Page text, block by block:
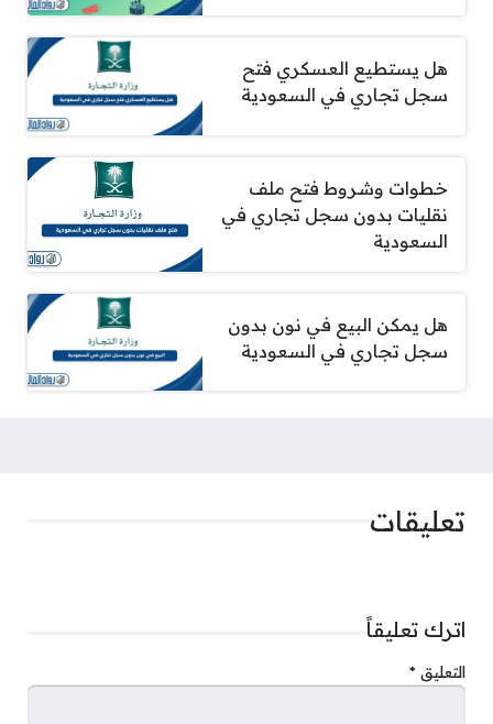
هل يستطيع العسكري فتح
سجل تجاري في السعودية
خطوات وشروط فتح ملف
نقليات بدون سجل تجاري في
السعودية
هل يمكن البيع في نون بدون
سجل تجاري في السعودية
تعليقات
اترك تعليقاً
التعليق *